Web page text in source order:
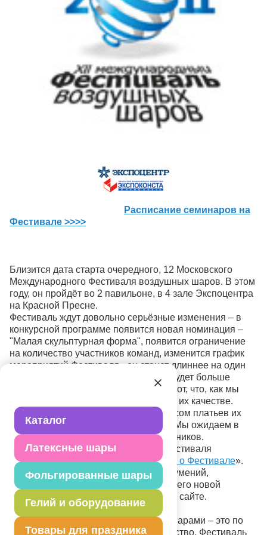
Каталог
Латексные шары
Фольгированные шары
Гелий и оборудование
Товары для праздника
Расписание семинаров на
Фестивале >>>>
Близится дата старта очередного, 12 Московского
Международного Фестиваля воздушных шаров. В этом
году, он пройдёт во 2 павильоне, в 4 зале Экспоцентра
на Красной Пресне.
Фестиваль ждут довольно серьёзные изменения – в
конкурсной программе появится новая номинация –
"Малая скульптурная форма", появится ограничение
на количество участников команд, изменится график
мероприятий Фестиваля - он станет длиннее на один
день. Теперь у участников конкурса будет больше
времени на создание конкурсных работ, что, как мы
надеемся, скажется положительно на их качестве.
Прошлогодний эксперимент с конкурсом платьев их
воздушных шаров будет продолжен. Мы ожидаем в
этом году большего количество участников.
В связи с изменением программы Фестиваля
подверглось изменению «Положение о Фестивале».
Чтобы избежать возможных недоразумений,
настойчиво советуем ознакомиться с его новой
редакцией, которая уже выложена на сайте.
Конкурс оформителей воздушными шарами – это по
традиции главное фестивальное действо. Фестиваль